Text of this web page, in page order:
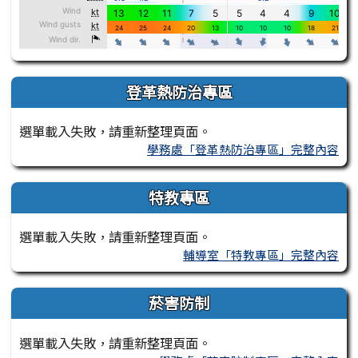
登革熱防治專區
選單載入失敗，請重新整理頁面。
學務處「登革熱防治專區」完整內容
特教專區
選單載入失敗，請重新整理頁面。
輔導室「特教專區」完整內容
菸害防制
選單載入失敗，請重新整理頁面。